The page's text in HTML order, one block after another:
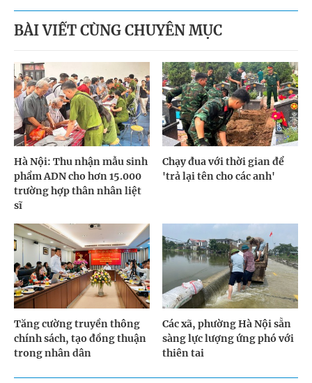
BÀI VIẾT CÙNG CHUYÊN MỤC
Hà Nội: Thu nhận mẫu sinh
phẩm ADN cho hơn 15.000
trường hợp thân nhân liệt
sĩ
Chạy đua với thời gian để
'trả lại tên cho các anh'
Tăng cường truyền thông
chính sách, tạo đồng thuận
trong nhân dân
Các xã, phường Hà Nội sẵn
sàng lực lượng ứng phó với
thiên tai